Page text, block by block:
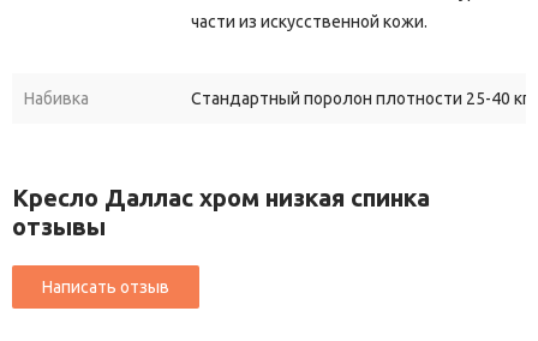
части из искусственной кожи.
Набивка Стандартный поролон плотности 25-40
Кресло Даллас хром низкая спинка
отзывы